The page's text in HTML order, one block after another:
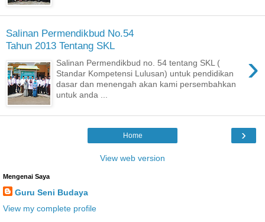
Salinan Permendikbud No.54
Tahun 2013 Tentang SKL
›
Salinan Permendikbud no. 54 tentang SKL (
Standar Kompetensi Lulusan) untuk pendidikan
dasar dan menengah akan kami persembahkan
untuk anda ...
›
Home
View web version
Mengenai Saya
Guru Seni Budaya
View my complete profile